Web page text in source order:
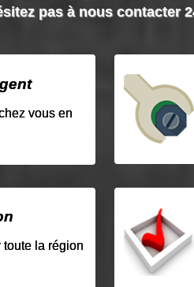
pas à nous contacter
vous en
toute la région